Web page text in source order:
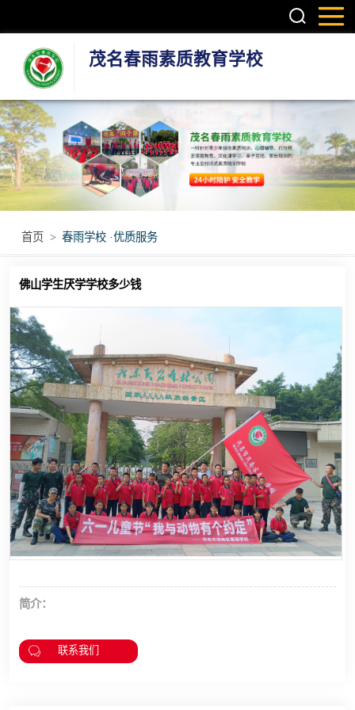
茂名春雨素质教育学校
首页 > 春雨学校 ·优质服务
佛山学生厌学学校多少钱
简介：
联系我们
叛逆孩子学校
学生厌学学校
孩子厌学学校
青少年厌学学校